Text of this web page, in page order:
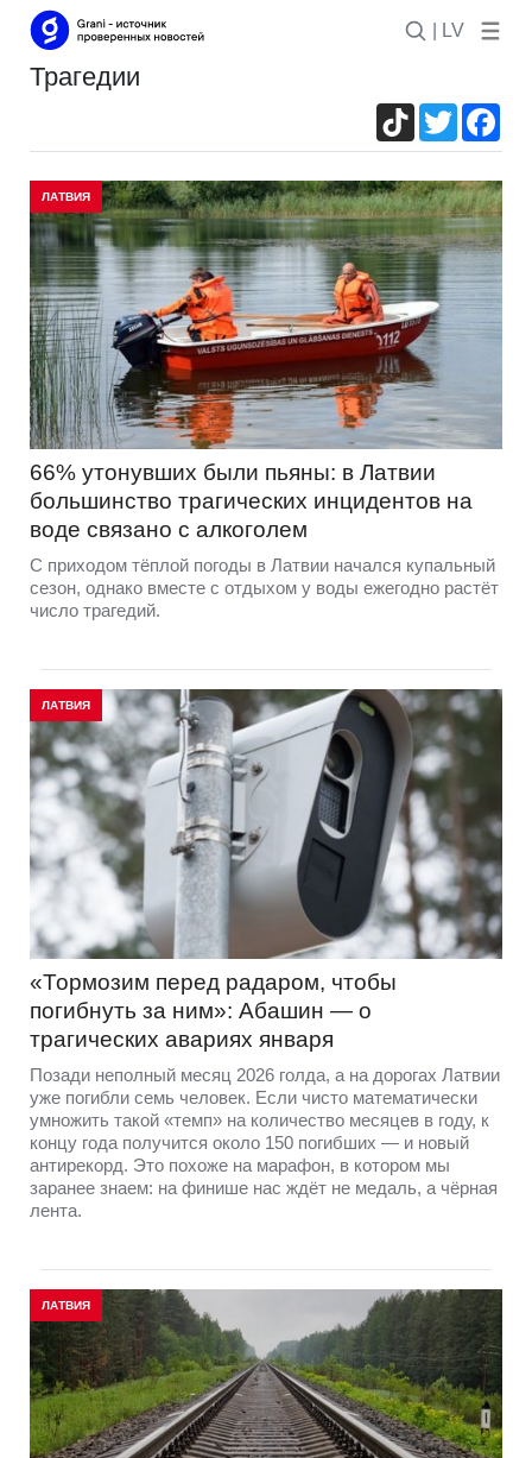
| LV
трагедии
TikTokTwitter
ЛАТВИЯ
66% утонувших были пьяны: в Латвии
большинство трагических инцидентов на
воде связано с алкоголем
С приходом тёплой погоды в Латвии начался купальный
сезон, однако вместе с отдыхом у воды ежегодно растёт
число трагедий.
ЛАТВИЯ
«Тормозим перед радаром, чтобы
погибнуть за ним»: Абашин — о
трагических авариях января
Позади неполный месяц 2026 голда, а на дорогах Латвии
уже погибли семь человек. Если чисто математически
умножить такой «темп» на количество месяцев в году, к
концу года получится около 150 погибших — и новый
антирекорд. Это похоже на марафон, в котором мы
заранее знаем: на финише нас ждёт не медаль, а чёрная
лента.
ЛАТВИЯ